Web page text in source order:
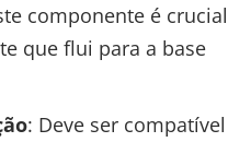
componente é crucial
que flui para a base
: Deve ser compatível